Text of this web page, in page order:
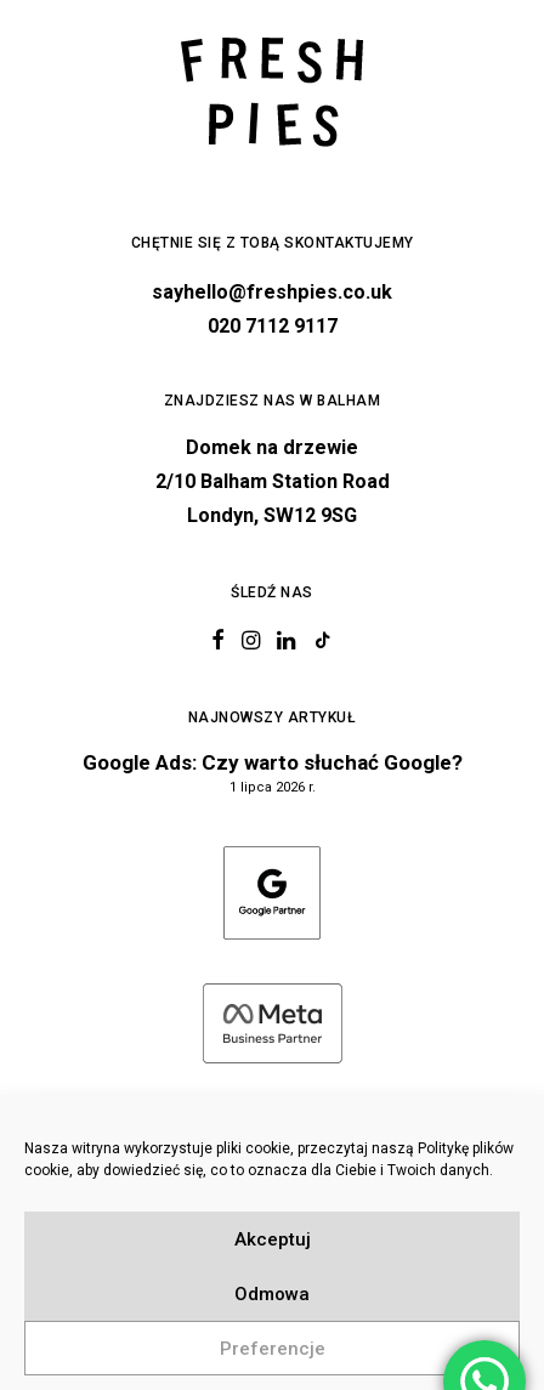
Nasza witryna wykorzystuje pliki cookie, przeczytaj naszą Politykę plików
cookie, aby dowiedzieć się, co to oznacza dla Ciebie i Twoich danych.
Akceptuj
Odmowa
Preferencje
CHĘTNIE SIĘ Z TOBĄ SKONTAKTUJEMY
sayhello@freshpies.co.uk
020 7112 9117
ZNAJDZIESZ NAS W BALHAM
Domek na drzewie
2/10 Balham Station Road
Londyn, SW12 9SG
ŚLEDŹ NAS
NAJNOWSZY ARTYKUŁ
Google Ads: Czy warto słuchać Google?
1 lipca 2026 r.
2026 FRESH PIES LTD - WSZELKIE PRAWA ZASTRZEŻONE
Baza wiedzy
Sitemap